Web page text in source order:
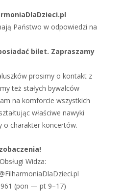
Państwo w odpowiedzi na
bilet. Zapraszamy
prosimy o kontakt z
też stałych bywalców
na komforcie wszystkich
właściwe nawyki
o charakter koncertów.
Widza:
(pon — pt 9–17)